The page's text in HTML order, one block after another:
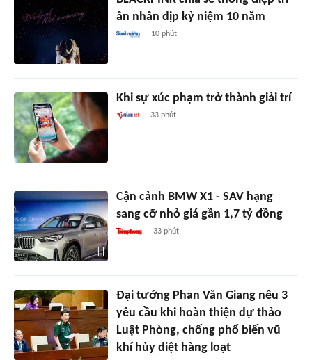
ân nhân dịp kỷ niệm 10 năm
10 phút
Khi sự xúc phạm trở thành giải trí
33 phút
Cận cảnh BMW X1 - SAV hạng
sang cỡ nhỏ giá gần 1,7 tỷ đồng
33 phút
Đại tướng Phan Văn Giang nêu 3
yêu cầu khi hoàn thiện dự thảo
Luật Phòng, chống phổ biến vũ
khí hủy diệt hàng loạt